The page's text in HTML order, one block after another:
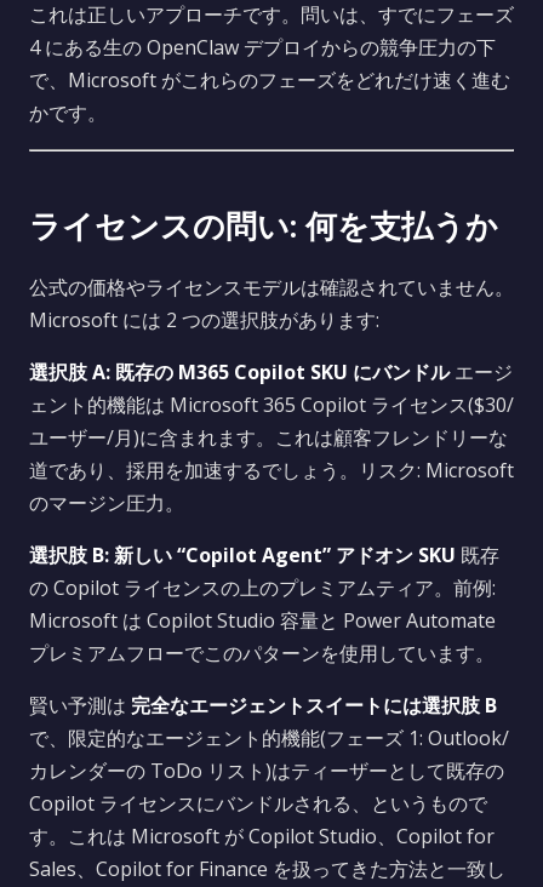
これは正しいアプローチです。問いは、すでにフェーズ
4 にある生の OpenClaw デプロイからの競争圧力の下
で、Microsoft がこれらのフェーズをどれだけ速く進む
かです。
ライセンスの問い: 何を支払うか
公式の価格やライセンスモデルは確認されていません。
Microsoft には 2 つの選択肢があります:
選択肢 A: 既存の M365 Copilot SKU にバンドルエージ
ェント的機能は Microsoft 365 Copilot ライセンス($30/
ユーザー/月)に含まれます。これは顧客フレンドリーな
道であり、採用を加速するでしょう。リスク: Microsoft
のマージン圧力。
選択肢 B: 新しい “Copilot Agent” アドオン SKU 既存
の Copilot ライセンスの上のプレミアムティア。前例:
Microsoft は Copilot Studio 容量と Power Automate
プレミアムフローでこのパターンを使用しています。
賢い予測は 完全なエージェントスイートには選択肢 B
で、限定的なエージェント的機能(フェーズ 1: Outlook/
カレンダーの ToDo リスト)はティーザーとして既存の
Copilot ライセンスにバンドルされる、というもので
す。これは Microsoft が Copilot Studio、Copilot for
Sales、Copilot for Finance を扱ってきた方法と一致し